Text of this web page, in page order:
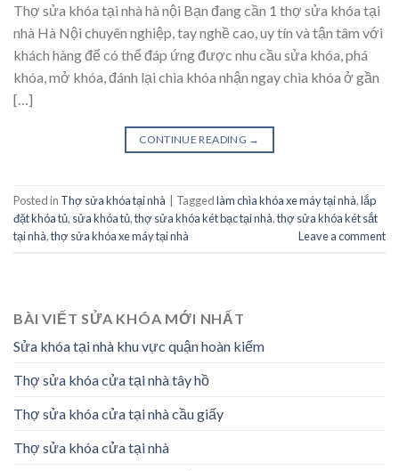
Thợ sửa khóa tại nhà hà nội Bạn đang cần 1 thợ sửa khóa tại
nhà Hà Nội chuyên nghiệp, tay nghề cao, uy tín và tận tâm với
khách hàng để có thể đáp ứng được nhu cầu sửa khóa, phá
khóa, mở khóa, đánh lại chìa khóa nhận ngay chìa khóa ở gần
[…]
CONTINUE READING →
Posted in Thợ sửa khóa tại nhà Taggedlàm chìa khóa xe máy tại nhà,lắp
đặt khóa tủ, sửa khóa tủ,thợ sửa khóa két bạc tại nhà,thợ sửa khóa két sắt
tại nhà,thợ sửa khóa xe máy tại nhà Leave a comment
BÀI VIẾT SỬA KHÓA MỚI NHẤT
Sửa khóa tại nhà khu vực quận hoàn kiếm
Thợ sửa khóa cửa tại nhà tây hồ
Thợ sửa khóa cửa tại nhà cầu giấy
Thợ sửa khóa cửa tại nhà